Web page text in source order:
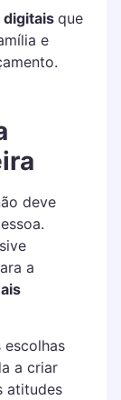
que
e
deve
a
escolhas
a criar
atitudes